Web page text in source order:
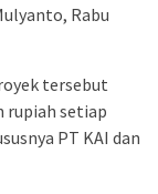
Rabu
tersebut
rupiah setiap
PT KAI dan